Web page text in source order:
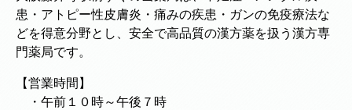
患・アトピー性皮膚炎・痛みの疾患・ガンの免疫療法な
どを得意分野とし、安全で高品質の漢方薬を扱う漢方専
門薬局です。
【営業時間】
・午前１０時～午後７時